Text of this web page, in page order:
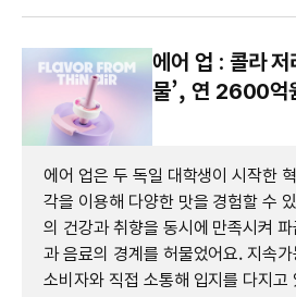
에어 업 : 콜라 저
물’, 연 2600억
에어 업은 두 독일 대학생이 시작한
각을 이용해 다양한 맛을 경험할 수
의 건강과 취향을 동시에 만족시켜
과 음료의 경계를 허물었어요. 지속
소비자와 직접 소통해 입지를 다지고